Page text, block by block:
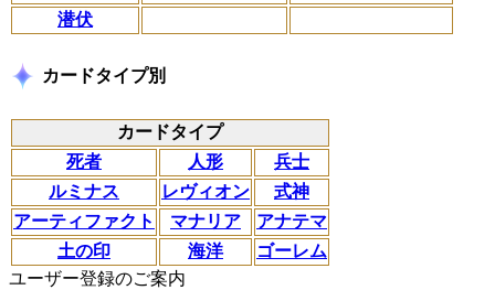
潜伏
カードタイプ別
カードタイプ
死者
人形
兵士
ルミナス
レヴィオン
式神
アーティファクト
マナリア
アナテマ
土の印
海洋
ゴーレム
ユーザー登録のご案内